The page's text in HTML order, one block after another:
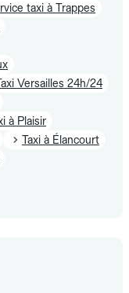
taxi à Trappes
Versailles 24h/24
à Plaisir
Taxi à Élancourt